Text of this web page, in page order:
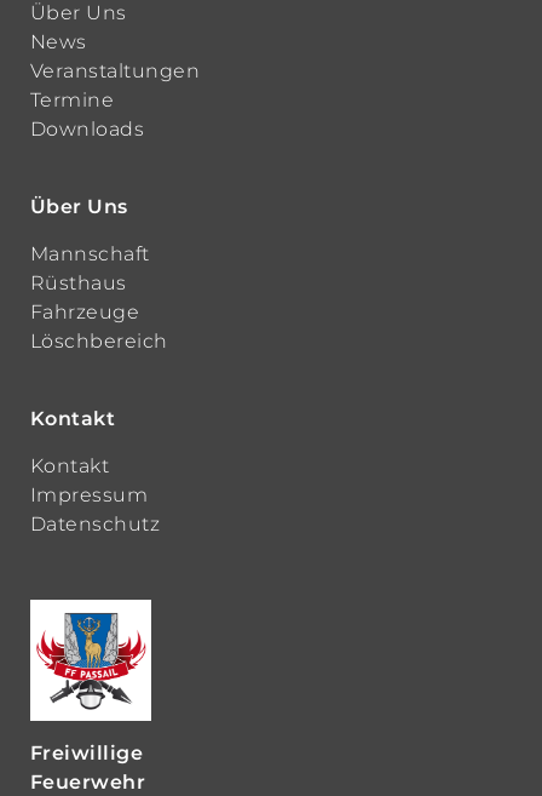
Über Uns
News
Veranstaltungen
Termine
Downloads
Über Uns
Mannschaft
Rüsthaus
Fahrzeuge
Löschbereich
Kontakt
Kontakt
Impressum
Datenschutz
Freiwillige
Feuerwehr